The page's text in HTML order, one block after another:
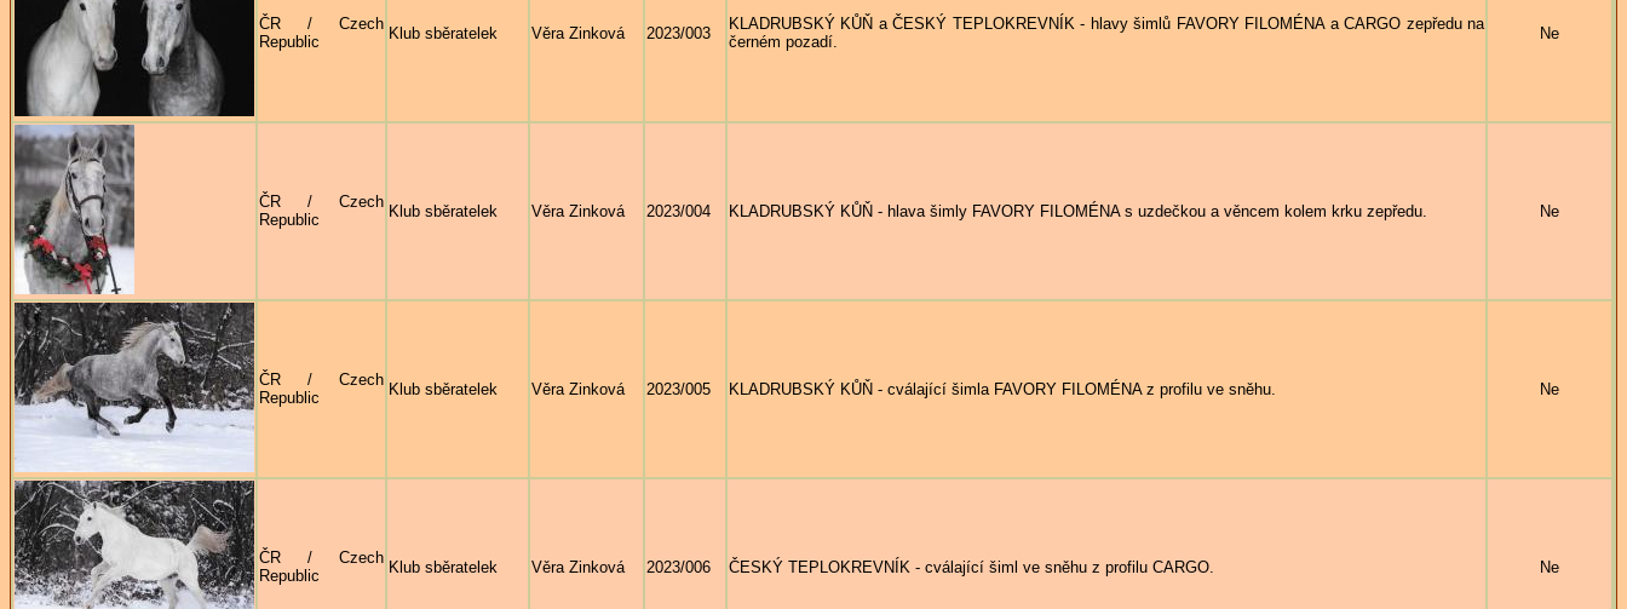
ČR / Czech
Republic
Klub sběratelek Věra Zinková 2023/003
KLADRUBSKÝ KŮŇ a ČESKÝ TEPLOKREVNÍK - hlavy šimlů FAVORY FILOMÉNA a CARGO zepředu na
černém pozadí.
Ne
ČR / Czech
Republic
Klub sběratelek Věra Zinková 2023/004 KLADRUBSKÝ KŮŇ - hlava šimly FAVORY FILOMÉNA s uzdečkou a věncem kolem krku zepředu. Ne
ČR / Czech
Republic
Klub sběratelek Věra Zinková 2023/005 KLADRUBSKÝ KŮŇ - cválající šimla FAVORY FILOMÉNA z profilu ve sněhu. Ne
ČR / Czech
Republic
Klub sběratelek Věra Zinková 2023/006 ČESKÝ TEPLOKREVNÍK - cválající šiml ve sněhu z profilu CARGO. Ne